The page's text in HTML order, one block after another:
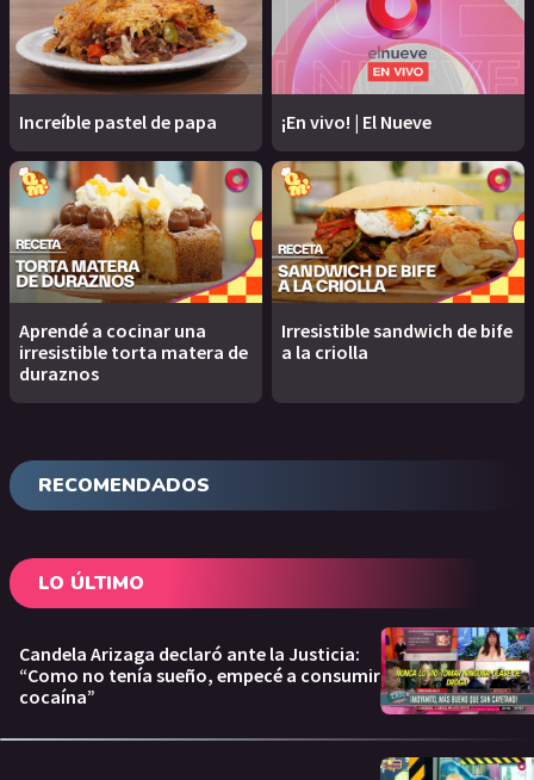
Increíble pastel de papa ¡En vivo! | El Nueve
Aprendé a cocinar una
irresistible torta matera de
duraznos
Irresistible sandwich de bife
a la criolla
RECOMENDADOS
LO ÚLTIMO
Candela Arizaga declaró ante la Justicia:
“Como no tenía sueño, empecé a consumir
cocaína”